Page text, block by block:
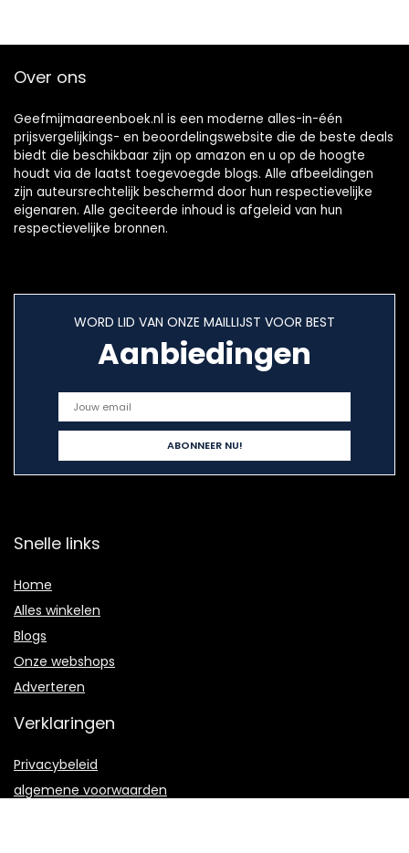
Over ons
Geefmijmaareenboek.nl is een moderne alles-in-één
prijsvergelijkings- en beoordelingswebsite die de beste deals
biedt die beschikbaar zijn op amazon en u op de hoogte
houdt via de laatst toegevoegde blogs. Alle afbeeldingen
zijn auteursrechtelijk beschermd door hun respectievelijke
eigenaren. Alle geciteerde inhoud is afgeleid van hun
respectievelijke bronnen.
WORD LID VAN ONZE MAILLIJST VOOR BEST
Aanbiedingen
Snelle links
Home
Alles winkelen
Blogs
Onze webshops
Adverteren
Verklaringen
Privacybeleid
algemene voorwaarden